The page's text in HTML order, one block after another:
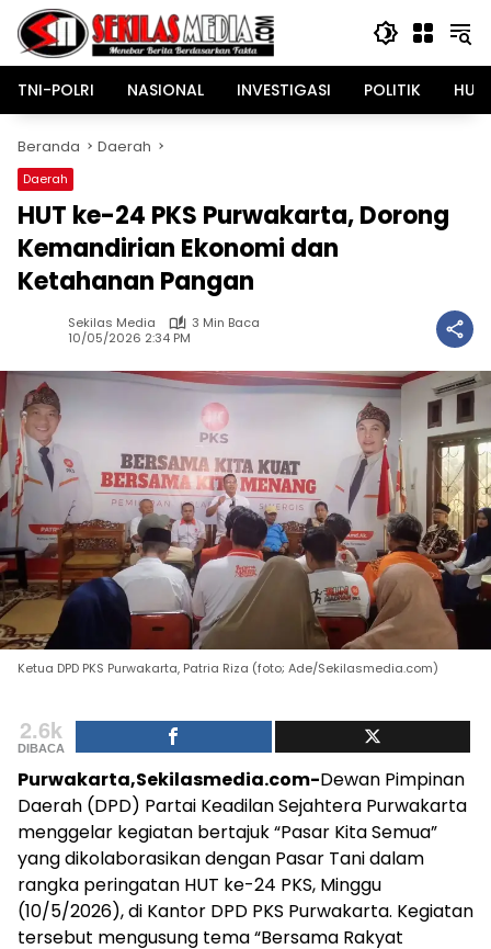
Langsung
konten
TNI-POLRI
NASIONAL INVESTIGASI POLITIK
Beranda Daerah
Daerah
HUT ke-24 PKS Purwakarta, Dorong
Kemandirian Ekonomi dan
Ketahanan Pangan
Sekilas Media
3 Min Baca
10/05/2026 2:34 PM
Ketua DPD PKS Purwakarta, Patria Riza (foto; Ade/Sekilasmedia.com)
2.6k
DIBACA
Purwakarta,Sekilasmedia.com-Dewan Pimpinan
Daerah (DPD) Partai Keadilan Sejahtera Purwakarta
menggelar kegiatan bertajuk “Pasar Kita Semua”
yang dikolaborasikan dengan Pasar Tani dalam
rangka peringatan HUT ke-24 PKS, Minggu
(10/5/2026), di Kantor DPD PKS Purwakarta. Kegiatan
tersebut mengusung tema “Bersama Rakyat